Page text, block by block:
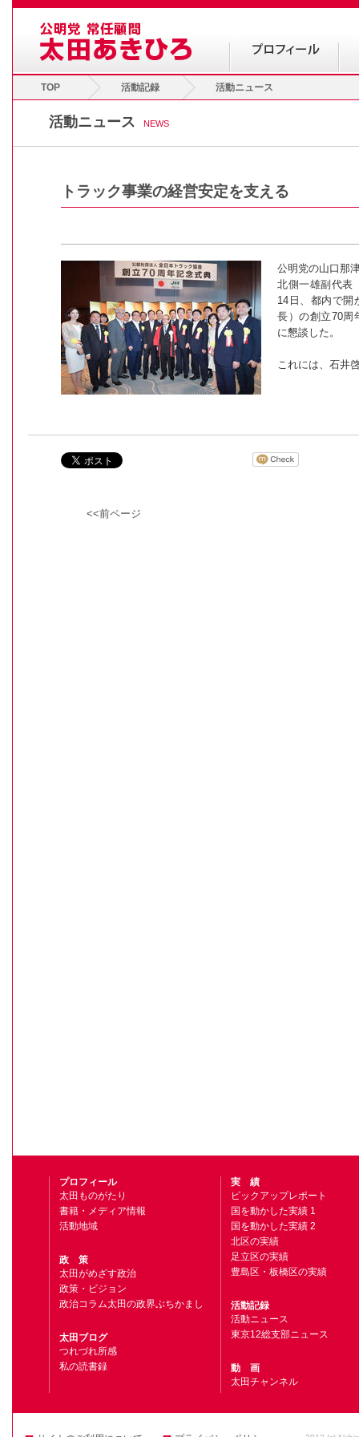
TOP 活動記録 活動ニュース
活動ニュース NEWS
トラック事業の経営安定を支える
公明党の山口那
北側一雄副代表
14日、都内で開
長）の創立70周
に懇談した。
これには、石井
<<前ページ
プロフィール
太田ものがたり
書籍・メディア情報
活動地域
政 策
太田がめざす政治
政策・ビジョン
政治コラム太田の政界ぶちかまし
太田ブログ
つれづれ所感
私の読書録
実 績
ピックアップレポート
国を動かした実績 1
国を動かした実績 2
北区の実績
足立区の実績
豊島区・板橋区の実績
活動記録
活動ニュース
東京12総支部ニュース
動 画
太田チャンネル